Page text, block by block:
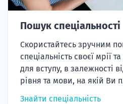
Пошук спеціальності
Скористайтесь зручним
спеціальність своєї мрії
для вступу, в залежності
рівня та мови, на якій Ви
Знайти спеціальність